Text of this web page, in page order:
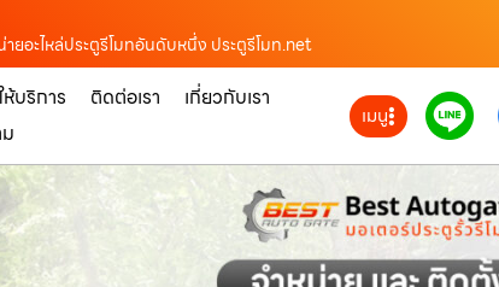
ยอะไหล่ประตูรีโมทอันดับหนึ่ง ประตูรีโมท.net
บริการ ติดต่อเรา
เกี่ยวกับเรา
เมนู